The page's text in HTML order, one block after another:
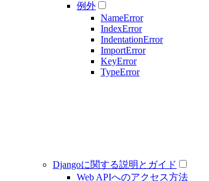
例外
NameError
IndexError
IndentationError
ImportError
KeyError
TypeError
Djangoに関する説明とガイド
Web APIへのアクセス方法